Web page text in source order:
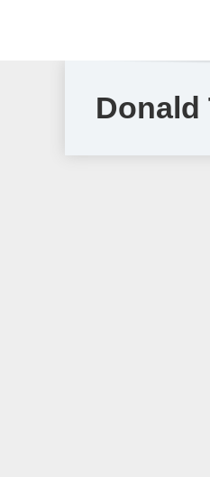
Donald